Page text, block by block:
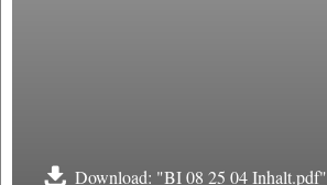
Download: "BI 08 25 04 Inhalt.pdf"